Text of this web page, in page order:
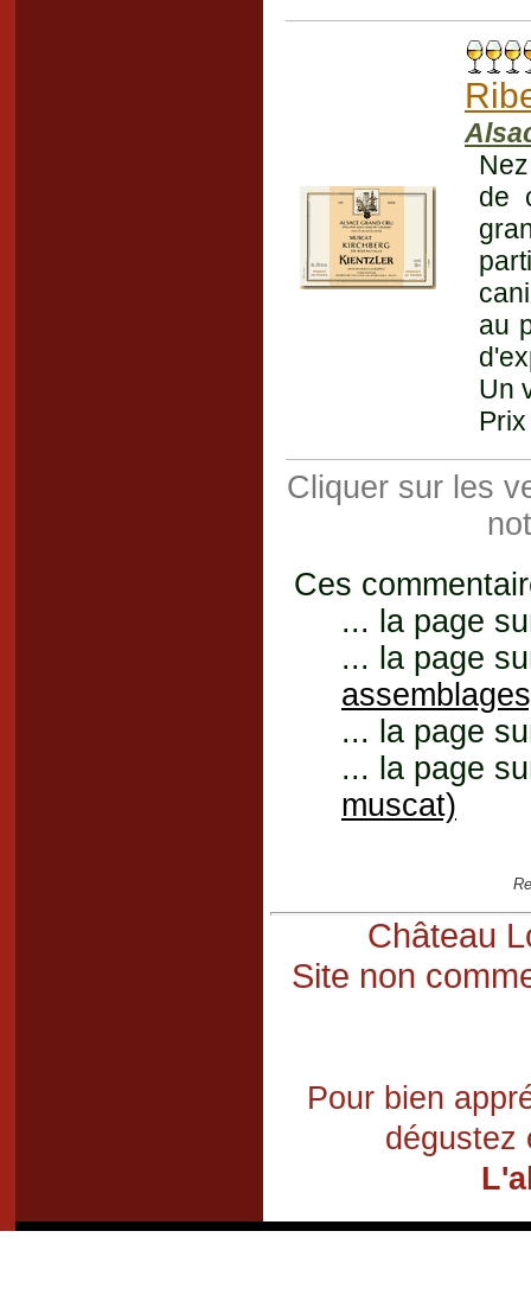
de
au
Un
Cliquer sur les
Ces
... la page
... la page
... la page
... la page
muscat)
Château
Site non
Pour bien
dégustez